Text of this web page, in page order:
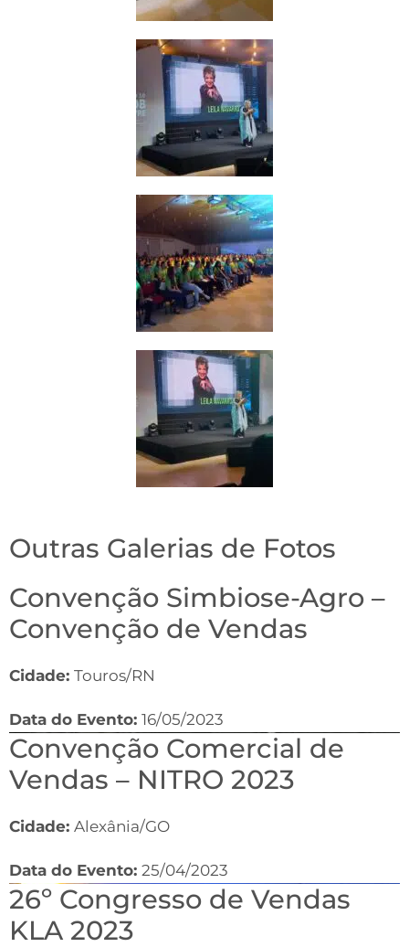
Outras Galerias de Fotos
Convenção Simbiose-Agro –
Convenção de Vendas
Cidade: Touros/RN
Data do Evento: 16/05/2023
Convenção Comercial de
Vendas – NITRO 2023
Cidade: Alexânia/GO
Data do Evento: 25/04/2023
26º Congresso de Vendas
KLA 2023